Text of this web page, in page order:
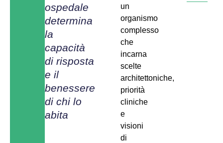
ospedale
determina
la
capacità
di risposta
e il
benessere
di chi lo
abita
un
organismo
complesso
che
incarna
scelte
architettoniche,
priorità
cliniche
e
visioni
di